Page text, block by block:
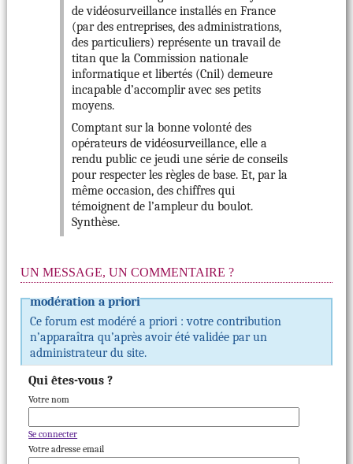
de vidéosurveillance installés en France
(par des entreprises, des administrations,
des particuliers) représente un travail de
titan que la Commission nationale
informatique et libertés (Cnil) demeure
incapable d’accomplir avec ses petits
moyens.
Comptant sur la bonne volonté des
opérateurs de vidéosurveillance, elle a
rendu public ce jeudi une série de conseils
pour respecter les règles de base. Et, par la
même occasion, des chiffres qui
témoignent de l’ampleur du boulot.
Synthèse.
UN MESSAGE, UN COMMENTAIRE ?
modération a priori
Ce forum est modéré a priori : votre contribution
n’apparaîtra qu’après avoir été validée par un
administrateur du site.
Qui êtes-vous ?
Votre nom
Se connecter
Votre adresse email